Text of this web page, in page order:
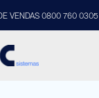
VENDAS 0800 760 0305